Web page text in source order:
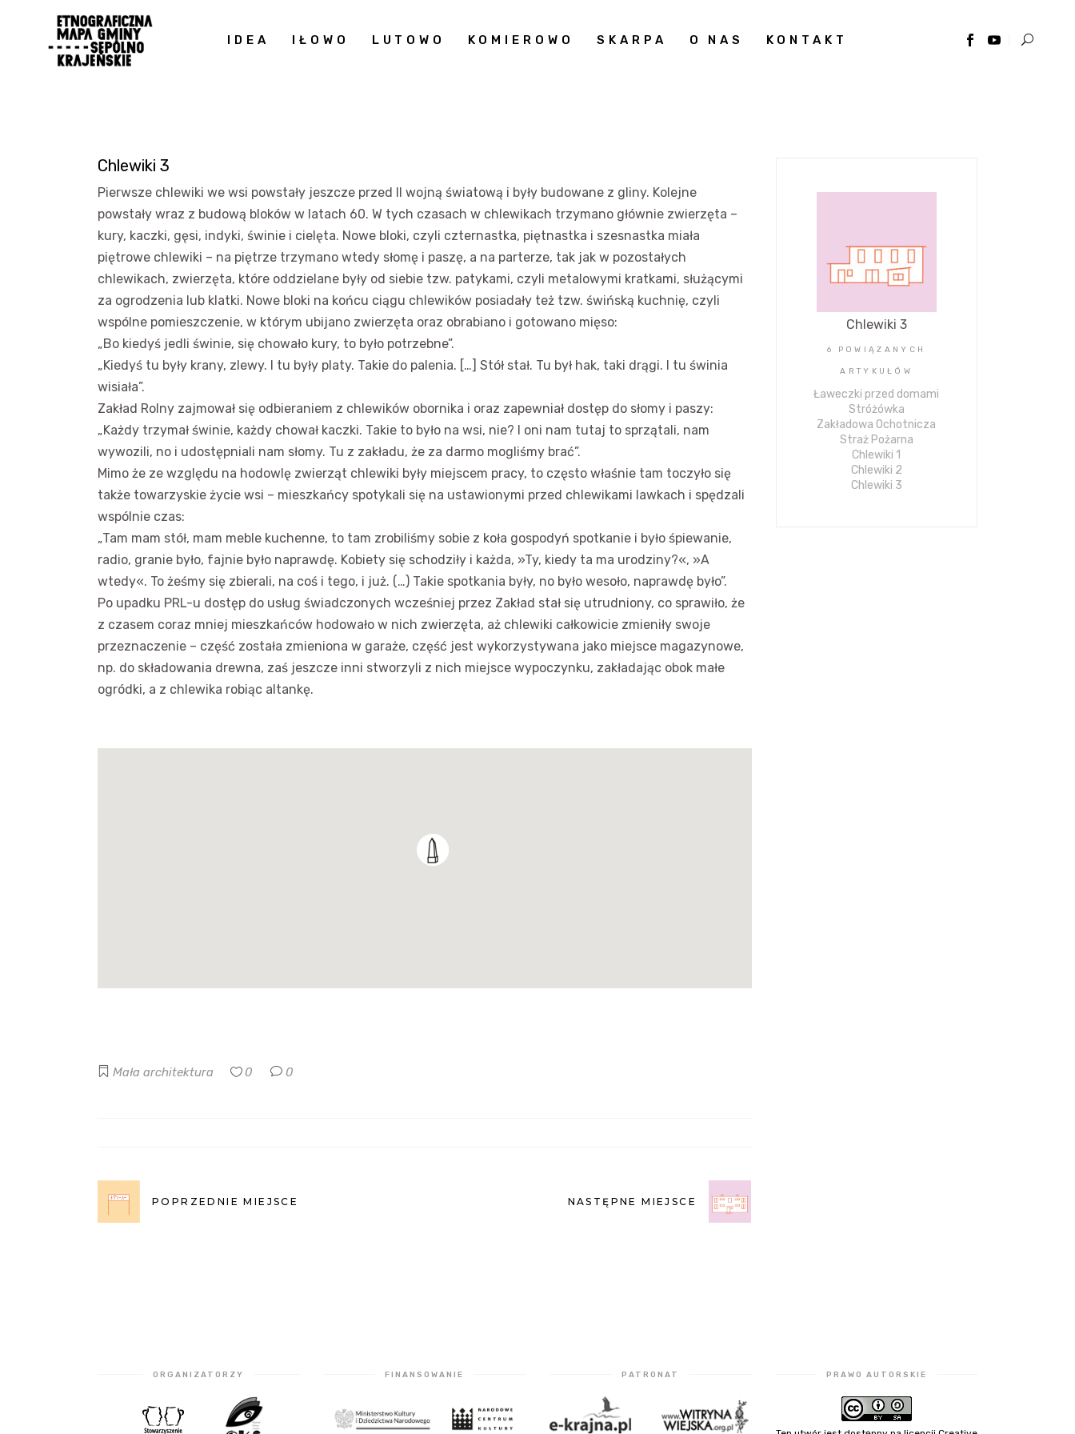
IDEA IŁOWO LUTOWO KOMIEROWO SKARPA O NAS KONTAKT
Chlewiki 3
Pierwsze chlewiki we wsi powstały jeszcze przed II wojną światową i były budowane z gliny. Kolejne
powstały wraz z budową bloków w latach 60. W tych czasach w chlewikach trzymano głównie zwierzęta –
kury, kaczki, gęsi, indyki, świnie i cielęta. Nowe bloki, czyli czternastka, piętnastka i szesnastka miała
piętrowe chlewiki – na piętrze trzymano wtedy słomę i paszę, a na parterze, tak jak w pozostałych
chlewikach, zwierzęta, które oddzielane były od siebie tzw. patykami, czyli metalowymi kratkami, służącymi
za ogrodzenia lub klatki. Nowe bloki na końcu ciągu chlewików posiadały też tzw. świńską kuchnię, czyli
wspólne pomieszczenie, w którym ubijano zwierzęta oraz obrabiano i gotowano mięso:
„Bo kiedyś jedli świnie, się chowało kury, to było potrzebne”.
„Kiedyś tu były krany, zlewy. I tu były platy. Takie do palenia. […] Stół stał. Tu był hak, taki drągi. I tu świnia
wisiała”.
Zakład Rolny zajmował się odbieraniem z chlewików obornika i oraz zapewniał dostęp do słomy i paszy:
„Każdy trzymał świnie, każdy chował kaczki. Takie to było na wsi, nie? I oni nam tutaj to sprzątali, nam
wywozili, no i udostępniali nam słomy. Tu z zakładu, że za darmo mogliśmy brać”.
Mimo że ze względu na hodowlę zwierząt chlewiki były miejscem pracy, to często właśnie tam toczyło się
także towarzyskie życie wsi – mieszkańcy spotykali się na ustawionymi przed chlewikami lawkach i spędzali
wspólnie czas:
„Tam mam stół, mam meble kuchenne, to tam zrobiliśmy sobie z koła gospodyń spotkanie i było śpiewanie,
radio, granie było, fajnie było naprawdę. Kobiety się schodziły i każda, »Ty, kiedy ta ma urodziny?«, »A
wtedy«. To żeśmy się zbierali, na coś i tego, i już. (…) Takie spotkania były, no było wesoło, naprawdę było”.
Po upadku PRL-u dostęp do usług świadczonych wcześniej przez Zakład stał się utrudniony, co sprawiło, że
z czasem coraz mniej mieszkańców hodowało w nich zwierzęta, aż chlewiki całkowicie zmieniły swoje
przeznaczenie – część została zmieniona w garaże, część jest wykorzystywana jako miejsce magazynowe,
np. do składowania drewna, zaś jeszcze inni stworzyli z nich miejsce wypoczynku, zakładając obok małe
ogródki, a z chlewika robiąc altankę.
Mała architektura 0 0
POPRZEDNIE MIEJSCE NASTĘPNE MIEJSCE
Chlewiki 3
6 POWIĄZANYCH
ARTYKUŁÓW
Ławeczki przed domami
Stróżówka
Zakładowa Ochotnicza
Straż Pożarna
Chlewiki 1
Chlewiki 2
Chlewiki 3
ORGANIZATORZY FINANSOWANIE PATRONAT PRAWO AUTORSKIE